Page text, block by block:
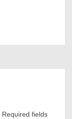
Required fields